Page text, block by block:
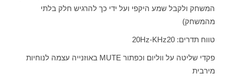
המשחק ולקבל שמע היקפי ועל ידי כך להרגיש חלק בלתי
מהמשחק)
טווח תדרים: Hz-KHz20
20
פקדי שליטה על ווליום וכפתור MUTE באוזנייה עצמה לנוחיות
מירבית